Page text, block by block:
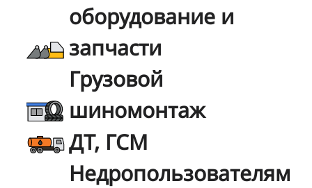
оборудование и
запчасти
Грузовой
шиномонтаж
ДТ, ГСМ
Недропользователям